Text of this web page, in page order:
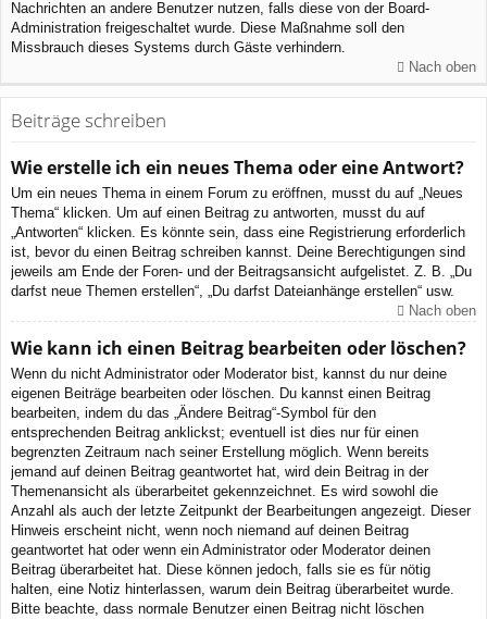
Nachrichten an andere Benutzer nutzen, falls diese von der Board-
Administration freigeschaltet wurde. Diese Maßnahme soll den
Missbrauch dieses Systems durch Gäste verhindern.
Nach oben
Beiträge schreiben
Wie erstelle ich ein neues Thema oder eine Antwort?
Um ein neues Thema in einem Forum zu eröffnen, musst du auf „Neues
Thema“ klicken. Um auf einen Beitrag zu antworten, musst du auf
„Antworten“ klicken. Es könnte sein, dass eine Registrierung erforderlich
ist, bevor du einen Beitrag schreiben kannst. Deine Berechtigungen sind
jeweils am Ende der Foren- und der Beitragsansicht aufgelistet. Z. B. „Du
darfst neue Themen erstellen“, „Du darfst Dateianhänge erstellen“ usw.
Nach oben
Wie kann ich einen Beitrag bearbeiten oder löschen?
Wenn du nicht Administrator oder Moderator bist, kannst du nur deine
eigenen Beiträge bearbeiten oder löschen. Du kannst einen Beitrag
bearbeiten, indem du das „Ändere Beitrag“-Symbol für den
entsprechenden Beitrag anklickst; eventuell ist dies nur für einen
begrenzten Zeitraum nach seiner Erstellung möglich. Wenn bereits
jemand auf deinen Beitrag geantwortet hat, wird dein Beitrag in der
Themenansicht als überarbeitet gekennzeichnet. Es wird sowohl die
Anzahl als auch der letzte Zeitpunkt der Bearbeitungen angezeigt. Dieser
Hinweis erscheint nicht, wenn noch niemand auf deinen Beitrag
geantwortet hat oder wenn ein Administrator oder Moderator deinen
Beitrag überarbeitet hat. Diese können jedoch, falls sie es für nötig
halten, eine Notiz hinterlassen, warum dein Beitrag überarbeitet wurde.
Bitte beachte, dass normale Benutzer einen Beitrag nicht löschen